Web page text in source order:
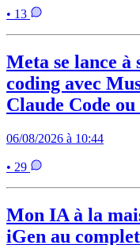
• 13
Meta se lance à
coding avec
Claude Code ou
06/08/2026 à 10:44
• 29
Mon IA à la
iGen au